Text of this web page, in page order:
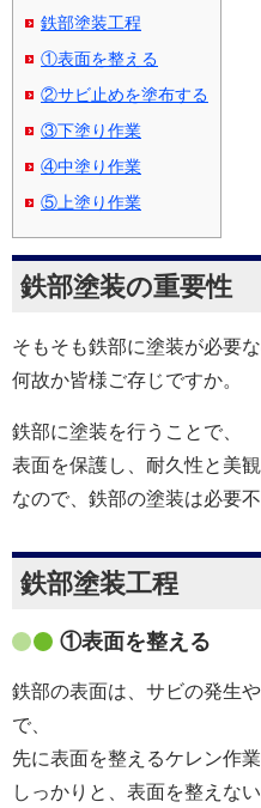
鉄部塗装工程
①表面を整える
②サビ止めを塗布する
③下塗り作業
④中塗り作業
⑤上塗り作業
鉄部塗装の重要性
そもそも鉄部に塗装が必要な
何故か皆様ご存じですか。
鉄部に塗装を行うことで、
表面を保護し、耐久性と美
なので、鉄部の塗装は必要不
鉄部塗装工程
①表面を整える
鉄部の表面は、サビの発生
で、
先に表面を整えるケレン作業
しっかりと、表面を整えな